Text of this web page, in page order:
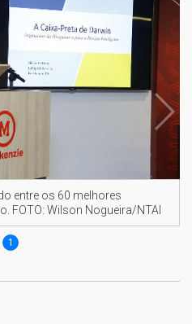
entre os 60 melhores
FOTO: Wilson Nogueira/NTAI
1